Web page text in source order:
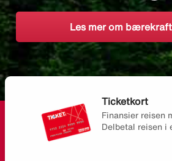
Les mer om
Ticketkort
Finansier reisen
Delbetal reisen i